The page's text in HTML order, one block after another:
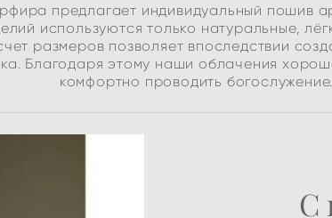
предлагает индивидуальный пошив
используются только натуральные,
размеров позволяет впоследствии
Благодаря этому наши облачения
комфортно проводить богослужение.
С